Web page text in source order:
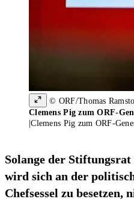
© ORF/Thomas
Clemens Pig zum ORF-
|Clemens Pig zum ORF-
Solange der
wird sich an der
Chefsessel zu besetzen,